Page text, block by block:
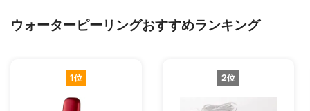
ウォーターピーリングおすすめランキング
1位 2位